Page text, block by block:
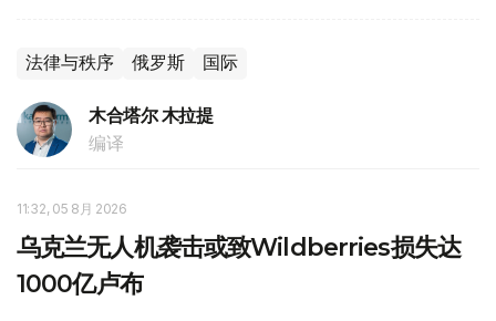
法律与秩序 俄罗斯 国际
木合塔尔 木拉提
编译
11:32, 05 8月 2026
乌克兰无人机袭击或致Wildberries损失达
1000亿卢布